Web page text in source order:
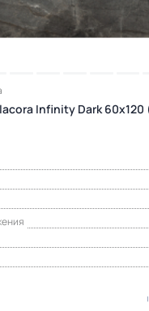
Infinity Dark 60x120